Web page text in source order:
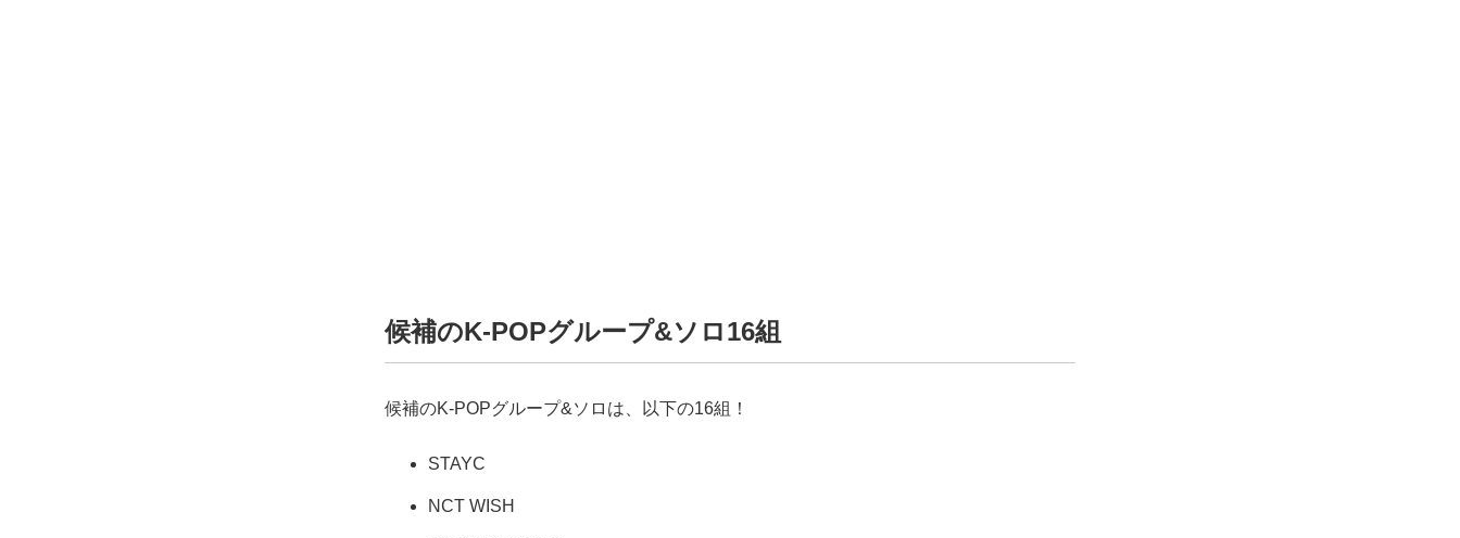
候補のK-POPグループ&ソロ16組
候補のK-POPグループ&ソロは、以下の16組！
STAYC
NCT WISH